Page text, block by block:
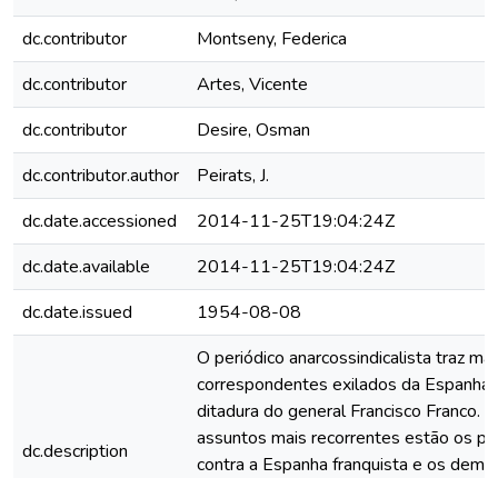
dc.contributor
Montseny, Federica
dc.contributor
Artes, Vicente
dc.contributor
Desire, Osman
dc.contributor.author
Peirats, J.
dc.date.accessioned
2014-11-25T19:04:24Z
dc.date.available
2014-11-25T19:04:24Z
dc.date.issued
1954-08-08
dc.description
O periódico anarcossindicalista traz
correspondentes exilados da Espanha
ditadura do general Francisco Franco.
assuntos mais recorrentes estão os
contra a Espanha franquista e os